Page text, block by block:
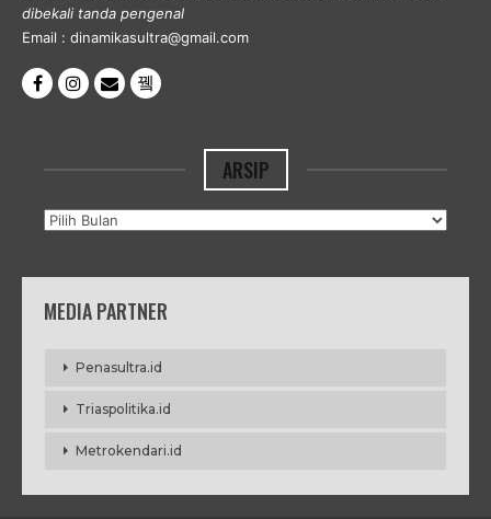
dibekali tanda pengenal
Email : dinamikasultra@gmail.com
ARSIP
Arsip
MEDIA PARTNER
Penasultra.id
Triaspolitika.id
Metrokendari.id